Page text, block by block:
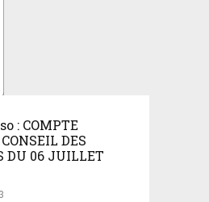
: COMPTE
DES
DU 06 JUILLET